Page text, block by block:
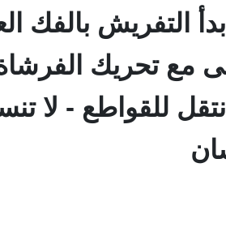
التفريش بالفك
مع تحريك
للقواطع - لا